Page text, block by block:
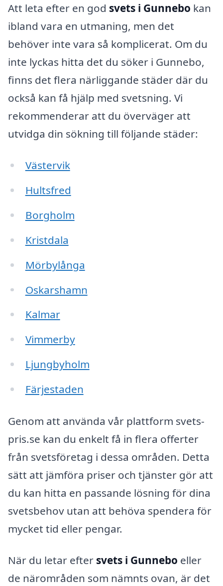
Att leta efter en god svets i Gunnebo kan
ibland vara en utmaning, men det
behöver inte vara så komplicerat. Om du
inte lyckas hitta det du söker i Gunnebo,
finns det flera närliggande städer där du
också kan få hjälp med svetsning. Vi
rekommenderar att du överväger att
utvidga din sökning till följande städer:
Västervik
Hultsfred
Borgholm
Kristdala
Mörbylånga
Oskarshamn
Kalmar
Vimmerby
Ljungbyholm
Färjestaden
Genom att använda vår plattform svets-
pris.se kan du enkelt få in flera offerter
från svetsföretag i dessa områden. Detta
sätt att jämföra priser och tjänster gör att
du kan hitta en passande lösning för dina
svetsbehov utan att behöva spendera för
mycket tid eller pengar.
När du letar efter svets i Gunnebo eller
de närområden som nämnts ovan, är det